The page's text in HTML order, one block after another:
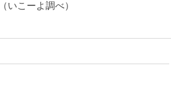
こーよ調べ）